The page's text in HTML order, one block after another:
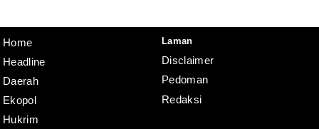
Home
Headline
Daerah
Ekopol
Hukrim
Laman
Disclaimer
Pedoman
Redaksi